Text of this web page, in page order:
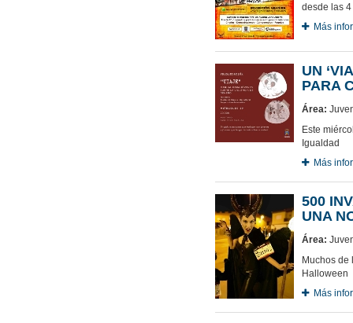
desde las
Más
UN
PARA
Área:
Este
Igualdad
Más
500
UNA
Área:
Muchos de
Halloween
Más